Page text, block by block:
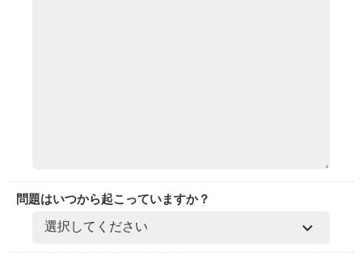
問題はいつから起こっていますか？